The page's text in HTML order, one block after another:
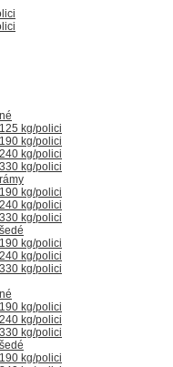
kg/polici
kg/polici
kg/polici
kg/polici
kg/polici
kg/polici
kg/polici
kg/polici
kg/polici
kg/polici
kg/polici
kg/polici
kg/polici
kg/polici